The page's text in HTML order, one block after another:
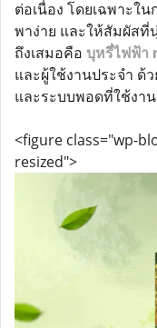
ต่อเนื่อง โดยเฉพาะใ
พาง่าย และให้สัมผัส
ถึงเสมอคือ บุหรี่ไฟฟ้า
และผู้ใช้งานประจำ ด้
และระบบพอดที่ใช้งาน
<figure class="wp-
resized">